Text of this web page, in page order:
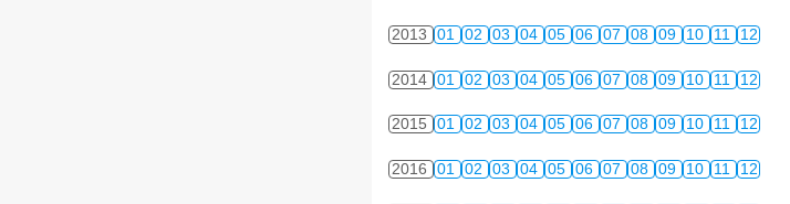
2013 01 02 03 04 05 06 07 08 09 10 11 12
2014 01 02 03 04 05 06 07 08 09 10 11 12
2015 01 02 03 04 05 06 07 08 09 10 11 12
2016 01 02 03 04 05 06 07 08 09 10 11 12